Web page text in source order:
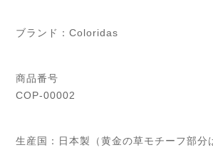
ブランド：Coloridas
商品番号
COP-00002
生産国：日本製（黄金の草モチーフ部分